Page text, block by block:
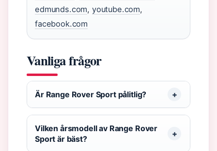
edmunds.com, youtube.com,
facebook.com
Vanliga frågor
Är Range Rover Sport pålitlig?
Vilken årsmodell av Range Rover
Sport är bäst?